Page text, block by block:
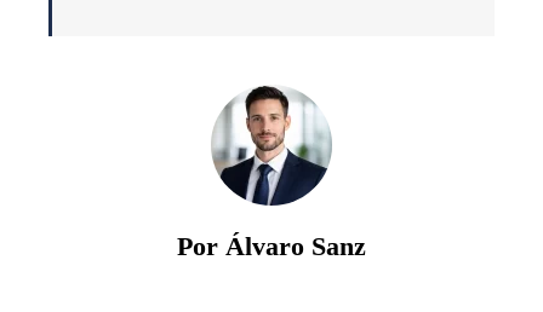
Por Álvaro Sanz